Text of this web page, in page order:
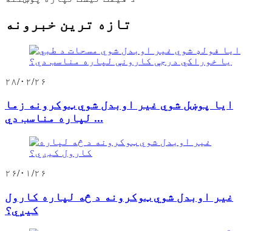
تازه ترین خبرونه
۲۸/۰۲/۲۶
ایا پوښل شوي غیر اوبدل شوي ټوکرونه زما
لپاره مناسب دي ...
۲۶/۰۱/۲۶
غیر اوبدل شوي ټوکرونه د څه لپاره کارول
کیږي؟